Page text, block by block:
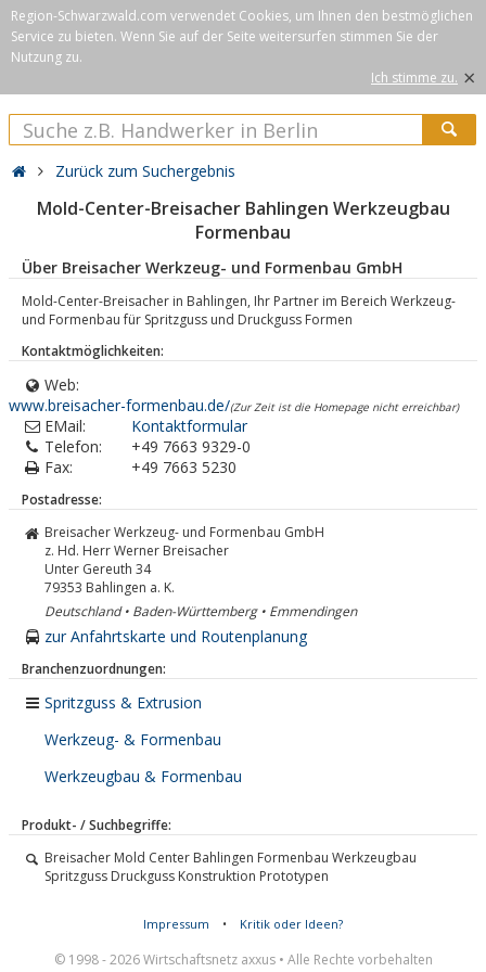
Region-Schwarzwald.com verwendet Cookies, um Ihnen den bestmöglichen
Service zu bieten. Wenn Sie auf der Seite weitersurfen stimmen Sie der
Nutzung zu.
Ich stimme zu. ×
Zurück zum Suchergebnis
Mold-Center-Breisacher Bahlingen Werkzeugbau
Formenbau
Über Breisacher Werkzeug- und Formenbau GmbH
Mold-Center-Breisacher in Bahlingen, Ihr Partner im Bereich Werkzeug-
und Formenbau für Spritzguss und Druckguss Formen
Kontaktmöglichkeiten:
Web:
www.breisacher-formenbau.de/(Zur Zeit ist die Homepage nicht erreichbar)
EMail:
Kontaktformular
Telefon:
+49 7663 9329-0
Fax:
+49 7663 5230
Postadresse:
Breisacher Werkzeug- und Formenbau GmbH
z. Hd. Herr Werner Breisacher
Unter Gereuth 34
79353 Bahlingen a. K.
Deutschland • Baden-Württemberg • Emmendingen
zur Anfahrtskarte und Routenplanung
Branchenzuordnungen:
Spritzguss & Extrusion
Werkzeug- & Formenbau
Werkzeugbau & Formenbau
Produkt- / Suchbegriffe:
Breisacher Mold Center Bahlingen Formenbau Werkzeugbau
Spritzguss Druckguss Konstruktion Prototypen
Impressum • Kritik oder Ideen?
© 1998 - 2026 Wirtschaftsnetz axxus • Alle Rechte vorbehalten